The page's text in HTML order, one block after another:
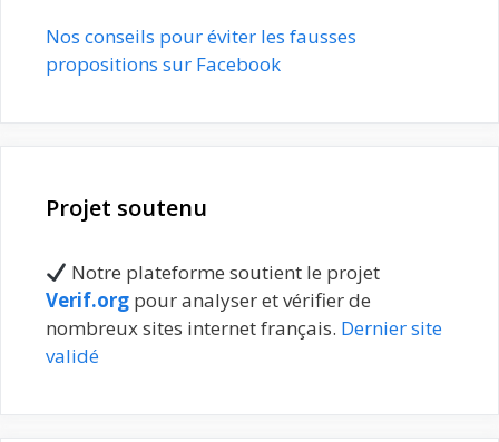
Nos conseils pour éviter les fausses
propositions sur Facebook
Projet soutenu
Notre plateforme soutient le projet
Verif.org pour analyser et vérifier de
nombreux sites internet français. Dernier site
validé